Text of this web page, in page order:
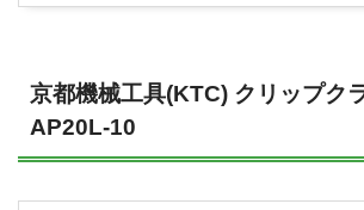
京都機械工具(KTC) クリップク
AP20L-10